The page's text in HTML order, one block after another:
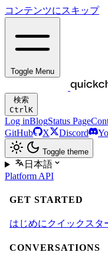
コンテンツにスキップ
Toggle Menu
検索
CtrlK
Log inBlogStatus Page
GitHub
X Discord
Toggle theme
日本語
Platform API
GET STARTED
はじめに クイックスタ
CONVERSATIONS